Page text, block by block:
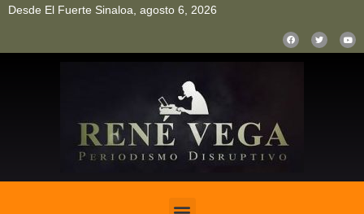
Desde El Fuerte Sinaloa, agosto 6, 2026